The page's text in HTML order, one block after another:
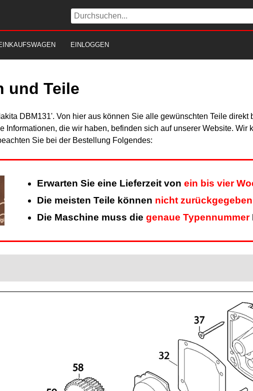
EINLOGGEN
und Teile
DBM131'. Von hier aus können Sie alle gewünschten Teile
Informationen, die wir haben, befinden sich auf unserer Website.
Sie bei der Bestellung Folgendes:
Erwarten Sie eine Lieferzeit von ein bis vier
Die meisten Teile können nicht zurückgegeben
Die Maschine muss die genaue Typennummer